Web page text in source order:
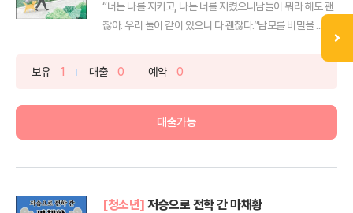
“너는 나를 지키고, 나는 너를 지켰으니남들이 뭐라 해도 괜
찮아. 우리 둘이 같이 있으니 다 괜찮다.”남모를 비밀을 ...
보유 1 대출 0 예약 0
대출가능
[청소년] 저승으로 전학 간 마채황